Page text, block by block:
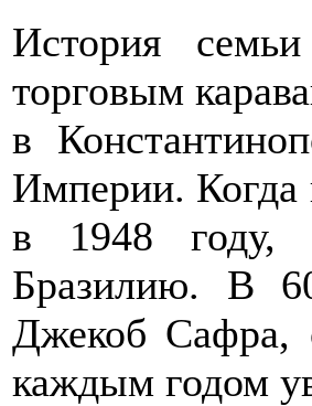
История
торговым
в
Империи. Когда
в 1948 году,
Бразилию. В
Джекоб Сафра,
каждым годом